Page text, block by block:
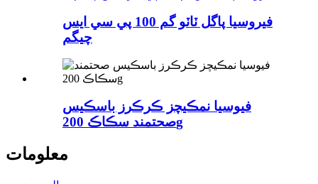
فيروسيا پاگل ٽاٽو گم 100 پي سي ايس
چيگم
فيوسيا نمڪيچز ڪرڪرز باسڪيس
صحتمند سڪاڪ 200g
معلومات